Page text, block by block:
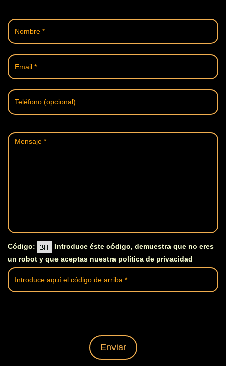
Código:
Introduce éste código, demuestra que no eres
un robot y que aceptas nuestra política de privacidad
Enviar